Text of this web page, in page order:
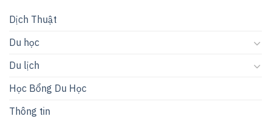
Dịch Thuật
Du học
Du lịch
Học Bổng Du Học
Thông tin